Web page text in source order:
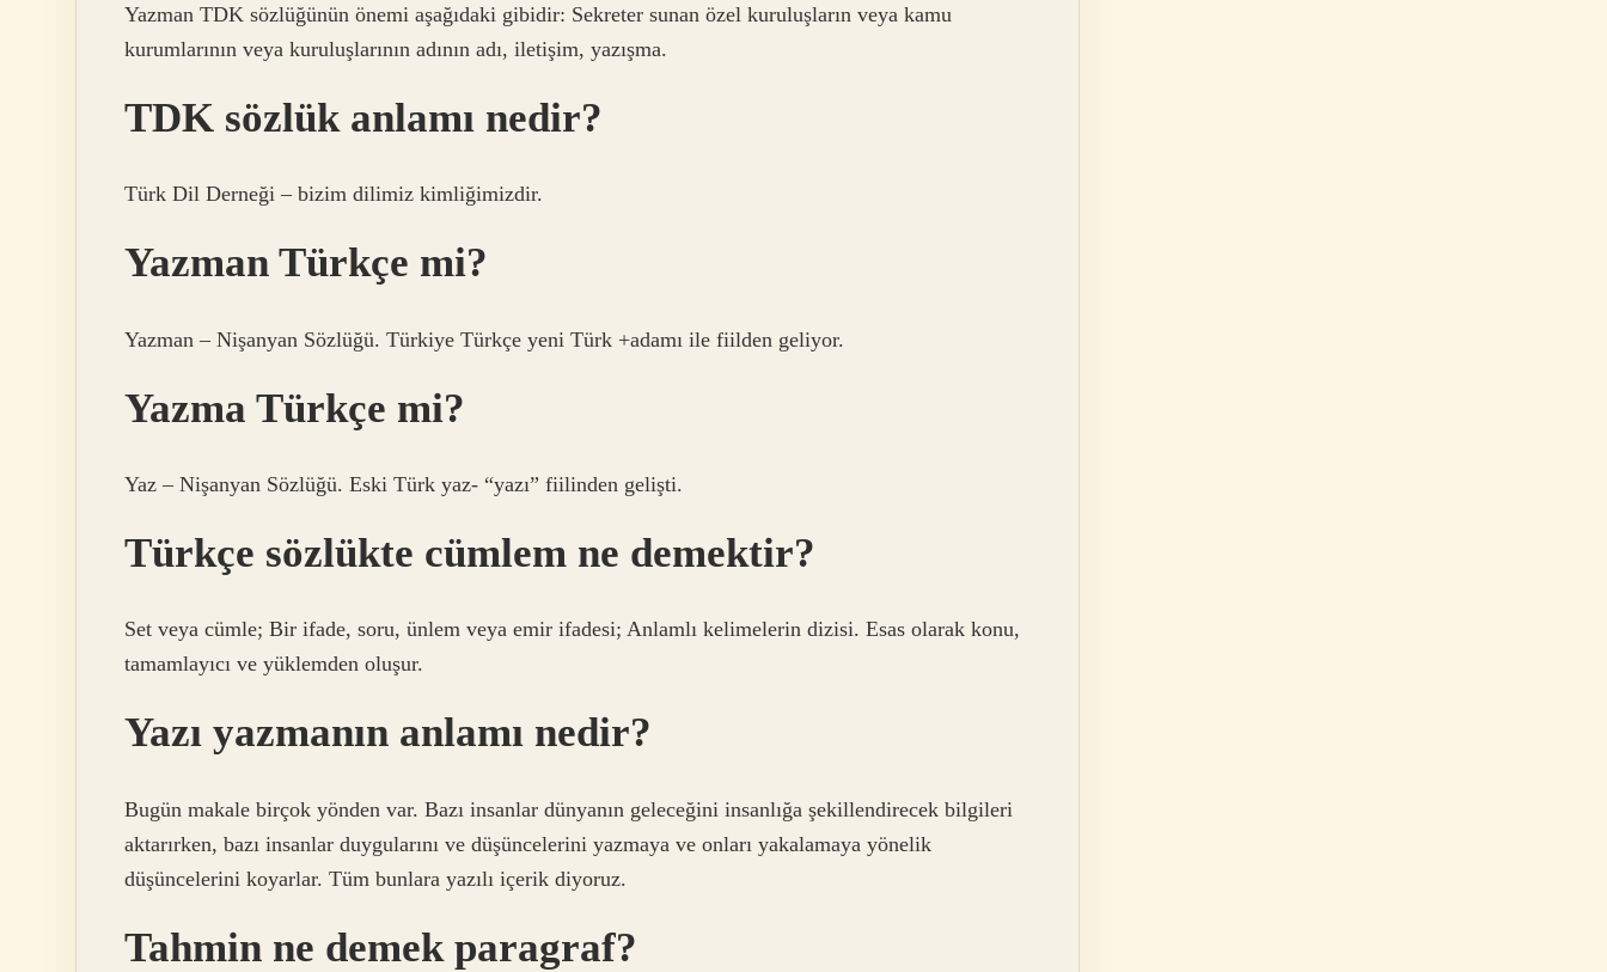
Yazman TDK sözlüğünün önemi aşağıdaki gibidir: Sekreter sunan özel kuruluşların veya kamu
kurumlarının veya kuruluşlarının adının adı, iletişim, yazışma.
TDK sözlük anlamı nedir?
Türk Dil Derneği – bizim dilimiz kimliğimizdir.
Yazman Türkçe mi?
Yazman – Nişanyan Sözlüğü. Türkiye Türkçe yeni Türk +adamı ile fiilden geliyor.
Yazma Türkçe mi?
Yaz – Nişanyan Sözlüğü. Eski Türk yaz- “yazı” fiilinden gelişti.
Türkçe sözlükte cümlem ne demektir?
Set veya cümle; Bir ifade, soru, ünlem veya emir ifadesi; Anlamlı kelimelerin dizisi. Esas olarak konu,
tamamlayıcı ve yüklemden oluşur.
Yazı yazmanın anlamı nedir?
Bugün makale birçok yönden var. Bazı insanlar dünyanın geleceğini insanlığa şekillendirecek bilgileri
aktarırken, bazı insanlar duygularını ve düşüncelerini yazmaya ve onları yakalamaya yönelik
düşüncelerini koyarlar. Tüm bunlara yazılı içerik diyoruz.
Tahmin ne demek paragraf?